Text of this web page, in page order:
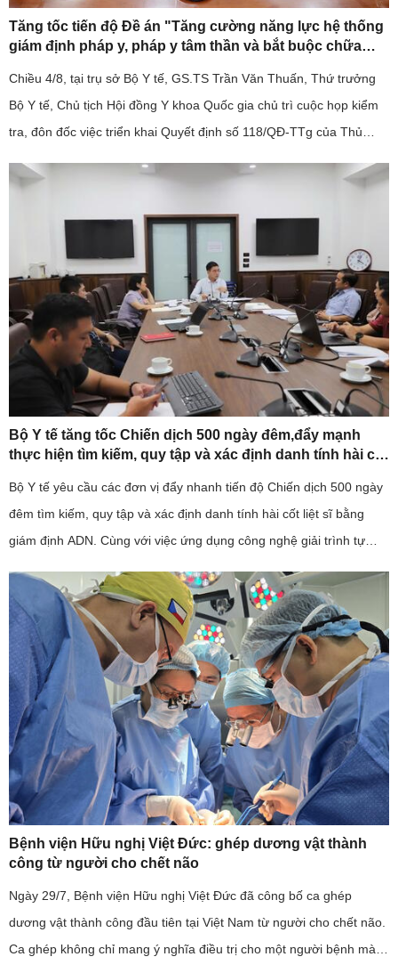
Tăng tốc tiến độ Đề án "Tăng cường năng lực hệ thống
giám định pháp y, pháp y tâm thần và bắt buộc chữa
Chiều 4/8, tại trụ sở Bộ Y tế, GS.TS Trần Văn Thuấn, Thứ trưởng
Bộ Y tế, Chủ tịch Hội đồng Y khoa Quốc gia chủ trì cuộc họp kiểm
tra, đôn đốc việc triển khai Quyết định số 118/QĐ-TTg của Thủ
Bộ Y tế tăng tốc Chiến dịch 500 ngày đêm,đẩy mạnh
thực hiện tìm kiếm, quy tập và xác định danh tính hài cốt
Bộ Y tế yêu cầu các đơn vị đẩy nhanh tiến độ Chiến dịch 500 ngày
đêm tìm kiếm, quy tập và xác định danh tính hài cốt liệt sĩ bằng
giám định ADN. Cùng với việc ứng dụng công nghệ giải trình tự
Bệnh viện Hữu nghị Việt Đức: ghép dương vật thành
công từ người cho chết não
Ngày 29/7, Bệnh viện Hữu nghị Việt Đức đã công bố ca ghép
dương vật thành công đầu tiên tại Việt Nam từ người cho chết não.
Ca ghép không chỉ mang ý nghĩa điều trị cho một người bệnh mà